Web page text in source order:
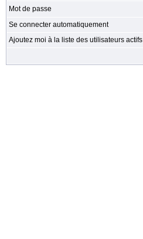
Mot de passe
Se connecter automatiquement
Ajoutez moi à la liste des utilisateurs actifs